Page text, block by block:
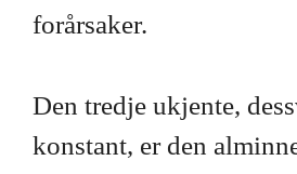
forårsaker.
Den tredje ukjente,
konstant, er den